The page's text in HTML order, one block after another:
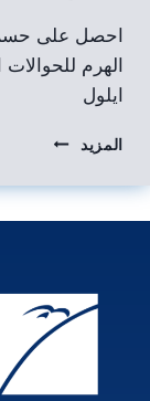
الهرم
ايلول
المزيد